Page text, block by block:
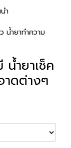
ำ
น้ำยาทำความ
น้ำยาเช็ค
าดต่างๆ